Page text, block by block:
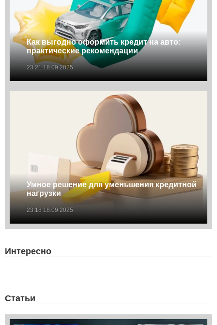
Как выгодно оформить кредит на авто:
практические рекомендации
23:21 18.09.2025
Умное решение для уменьшения кредитной
нагрузки
23:18 18.09.2025
Интересно
Статьи